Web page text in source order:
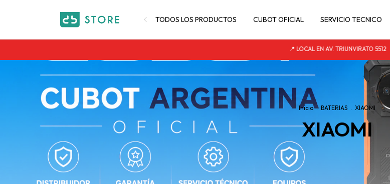
TODOS LOS PRODUCTOS CUBOT OFICIAL SERVICIO TECNICO
📍 LOCAL EN AV. TRIUNVIRATO 5512
Inicio . BATERIAS XIAOMI
XIAOMI